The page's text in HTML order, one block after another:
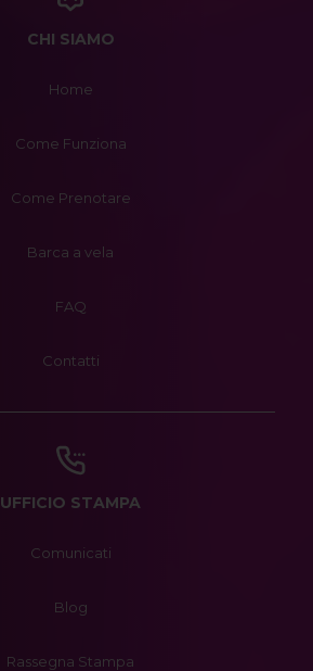
CHI SIAMO
Home
Come Funziona
Come Prenotare
Barca a vela
FAQ
Contatti
UFFICIO STAMPA
Comunicati
Blog
Rassegna Stampa